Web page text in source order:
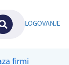
LOGOVANJE
firmi